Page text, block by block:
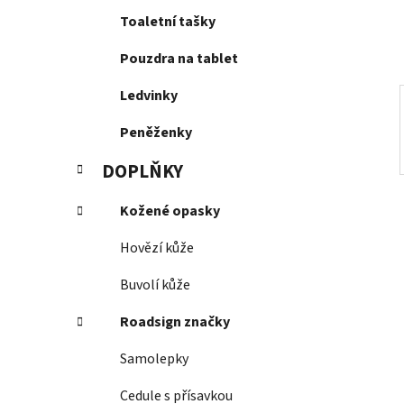
Toaletní tašky
Pouzdra na tablet
Ledvinky
Peněženky
DOPLŇKY
Kožené opasky
Hovězí kůže
Buvolí kůže
Roadsign značky
Samolepky
Cedule s přísavkou